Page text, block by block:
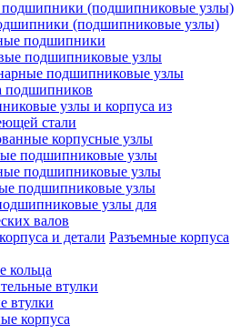
(подшипниковые узлы)
подшипники
подшипниковые узлы
подшипниковые узлы
подшипников
узлы и корпуса из
стали
корпусные узлы
подшипниковые узлы
подшипниковые узлы
подшипниковые узлы
узлы для
валов
Разъемные корпуса
кольца
втулки
втулки
корпуса